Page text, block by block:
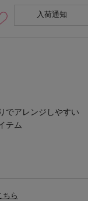
入荷通知
でアレンジしやすい
テム
ちら